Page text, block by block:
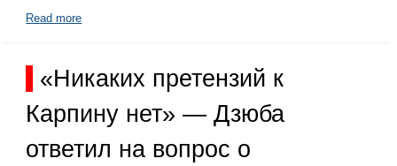
Read more
«Никаких претензий к
Карпину нет» — Дзюба
ответил на вопрос о